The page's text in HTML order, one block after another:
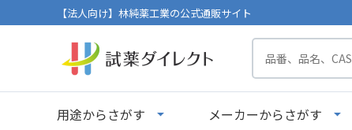
【法人向け】林純薬工業の公式通販サイト
用途からさがす メーカーからさがす